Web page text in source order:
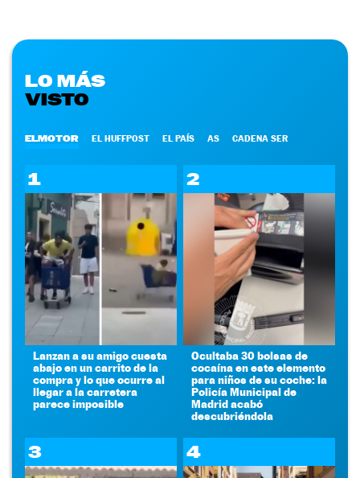
LO MÁS
VISTO
ELMOTOR EL HUFFPOST EL PAÍS AS CADENA SER
1
Lanzan a su amigo cuesta
abajo en un carrito de la
compra y lo que ocurre al
llegar a la carretera
parece imposible
2
Ocultaba 30 bolsas de
cocaína en este elemento
para niños de su coche: la
Policía Municipal de
Madrid acabó
descubriéndola
3 4